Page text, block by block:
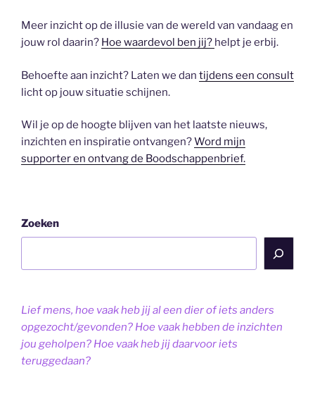
Meer inzicht op de illusie van de wereld van vandaag en
jouw rol daarin? Hoe waardevol ben jij? helpt je erbij.
Behoefte aan inzicht? Laten we dan tijdens een consult
licht op jouw situatie schijnen.
Wil je op de hoogte blijven van het laatste nieuws,
inzichten en inspiratie ontvangen?Word mijn
supporter en ontvang de Boodschappenbrief.
Zoeken
Lief mens, hoe vaak heb jij al een dier of iets anders
opgezocht/gevonden? Hoe vaak hebben de inzichten
jou geholpen? Hoe vaak heb jij daarvoor iets
teruggedaan?